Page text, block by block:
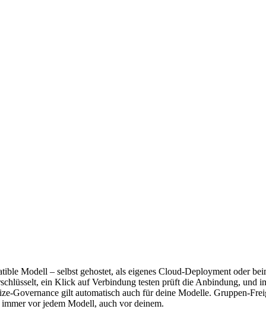
Modell – selbst gehostet, als eigenes Cloud-Deployment oder
ein Klick auf Verbindung testen prüft die Anbindung, und
Governance gilt automatisch auch für deine Modelle. Gruppen-
vor jedem Modell, auch vor deinem.